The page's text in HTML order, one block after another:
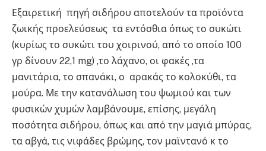
Εξαιρετική πηγή σιδήρου αποτελούν τα προϊόντα
ζωικής προελεύσεως τα εντόσθια όπως το συκώτι
(κυρίως το συκώτι του χοιρινού, από το οποίο 100
γρ δίνουν 22,1 mg) ,το λάχανο, οι φακές ,τα
μανιτάρια, το σπανάκι, ο αρακάς το κολοκύθι, τα
μούρα. Με την κατανάλωση του ψωμιού και των
φυσικών χυμών λαμβάνουμε, επίσης, μεγάλη
ποσότητα σιδήρου, όπως και από την μαγιά μπύρας,
τα αβγά, τις νιφάδες βρώμης, τον μαϊντανό κ το